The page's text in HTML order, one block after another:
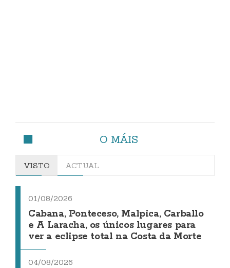
O MÁIS
VISTO ACTUAL
01/08/2026
Cabana, Ponteceso, Malpica, Carballo
e A Laracha, os únicos lugares para
ver a eclipse total na Costa da Morte
04/08/2026